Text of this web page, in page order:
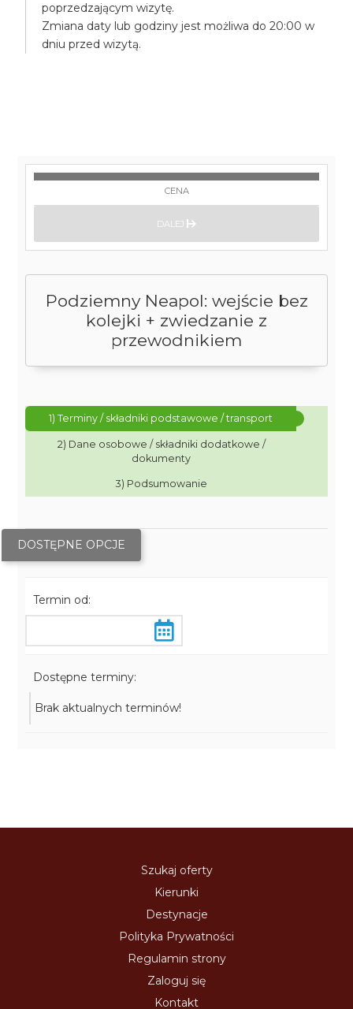
poprzedzającym wizytę.
Zmiana daty lub godziny jest możliwa do 20:00 w
dniu przed wizytą.
Podziemny Neapol: wejście bez
kolejki + zwiedzanie z
przewodnikiem
1) Terminy / składniki podstawowe / transport
2) Dane osobowe / składniki dodatkowe /
dokumenty
3) Podsumowanie
DOSTĘPNE OPCJE
Termin od:
Dostępne terminy:
Brak aktualnych terminów!
CENA
DALEJ
Szukaj oferty
Kierunki
Destynacje
Polityka Prywatności
Regulamin strony
Zaloguj się
Kontakt